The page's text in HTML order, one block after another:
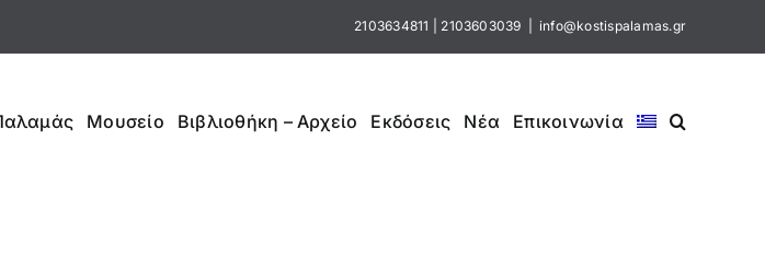
2103634811 2103603039 info@kostispalamas.gr
Μουσείο Βιβλιοθήκη – Αρχείο Εκδόσεις Νέα Επικοινωνία